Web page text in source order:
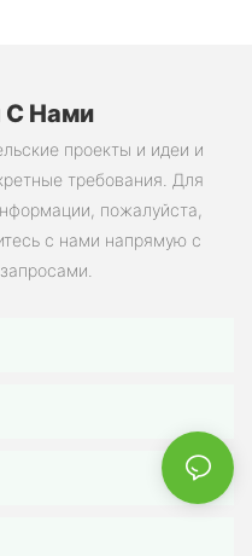
С Нами
проекты и идеи и
требования. Для
пожалуйста,
с нами напрямую с